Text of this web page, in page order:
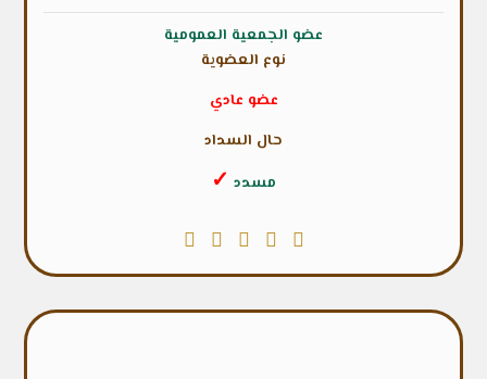
عضو الجمعية العمومية
نوع العضوية
عضو عادي
حال السداد
مسدد ✓